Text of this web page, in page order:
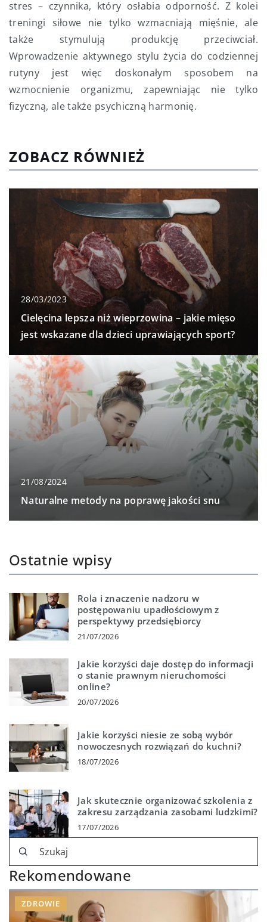
stres – czynnika, który osłabia odporność. Z kolei
treningi siłowe nie tylko wzmacniają mięśnie, ale
także stymulują produkcję przeciwciał.
Wprowadzenie aktywnego stylu życia do codziennej
rutyny jest więc doskonałym sposobem na
wzmocnienie organizmu, zapewniając nie tylko
fizyczną, ale także psychiczną harmonię.
ZOBACZ RÓWNIEŻ
28/03/2023
Cielęcina lepsza niż wieprzowina – jakie mięso
jest wskazane dla dzieci uprawiających sport?
21/08/2024
Naturalne metody na poprawę jakości snu
Ostatnie wpisy
Rola i znaczenie nadzoru w
postępowaniu upadłościowym z
perspektywy przedsiębiorcy
21/07/2026
Jakie korzyści daje dostęp do informacji
o stanie prawnym nieruchomości
online?
20/07/2026
Jakie korzyści niesie ze sobą wybór
nowoczesnych rozwiązań do kuchni?
18/07/2026
Jak skutecznie organizować szkolenia z
zakresu zarządzania zasobami ludzkimi?
17/07/2026
Rekomendowane
ZDROWIE